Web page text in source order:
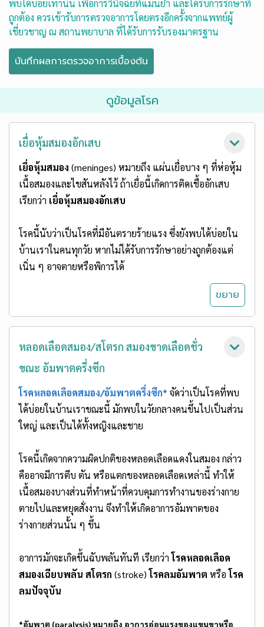
พบได้บ่อยเท่านั้น เพื่อการวินิจฉัยที่แม่นยำ และได้รับการรักษาที่
ถูกต้อง ควรเข้ารับการตรวจอาการโดยตรงอีกครั้งจากแพทย์ผู้
เชี่ยวชาญ ณ สถานพยาบาล ที่ได้รับการรับรองมาตรฐาน
ดูข้อมูลโรค
เยื่อหุ้มสมองอักเสบ
เยื่อหุ้มสมอง (meninges) หมายถึง แผ่นเยื่อบาง ๆ ที่ห่อหุ้ม
เนื้อสมองและไขสันหลังไว้ ถ้าเยื่อนี้เกิดการติดเชื้ออักเสบ
เรียกว่า เยื่อหุ้มสมองอักเสบ
โรคนี้นับว่าเป็นโรคที่มีอันตรายร้ายแรง ซึ่งยังพบได้บ่อยใน
บ้านเราในคนทุกวัย หากไม่ได้รับการรักษาอย่างถูกต้องแต่
เนิ่น ๆ อาจตายหรือพิการได้
หลอดเลือดสมอง/สโตรก สมองขาดเลือดชั่ว
ขณะ อัมพาตครึ่งซีก
โรคหลอดเลือดสมอง/อัมพาตครึ่งซีก* จัดว่าเป็นโรคที่พบ
ได้บ่อยในบ้านเราขณะนี้ มักพบในวัยกลางคนขึ้นไปเป็นส่วน
ใหญ่ และเป็นได้ทั้งหญิงและชาย
โรคนี้เกิดจากความผิดปกติของหลอดเลือดแดงในสมอง กล่าว
คืออาจมีการตีบ ตัน หรือแตกของหลอดเลือดเหล่านี้ ทำให้
เนื้อสมองบางส่วนที่ทำหน้าที่ควบคุมการทำงานของร่างกาย
ตายไปและหยุดสั่งงาน จึงทำให้เกิดอาการอัมพาตของ
ร่างกายส่วนนั้น ๆ ขึ้น
อาการมักจะเกิดขึ้นฉับพลันทันที เรียกว่าโรคหลอดเลือด
สมองเฉียบพลัน สโตรก (stroke)โรคลมอัมพาต หรือโรค
ลมปัจจุบัน
*อัมพาต (paralysis) หมายถึง อาการอ่อนแรงของแขนขาหรือ